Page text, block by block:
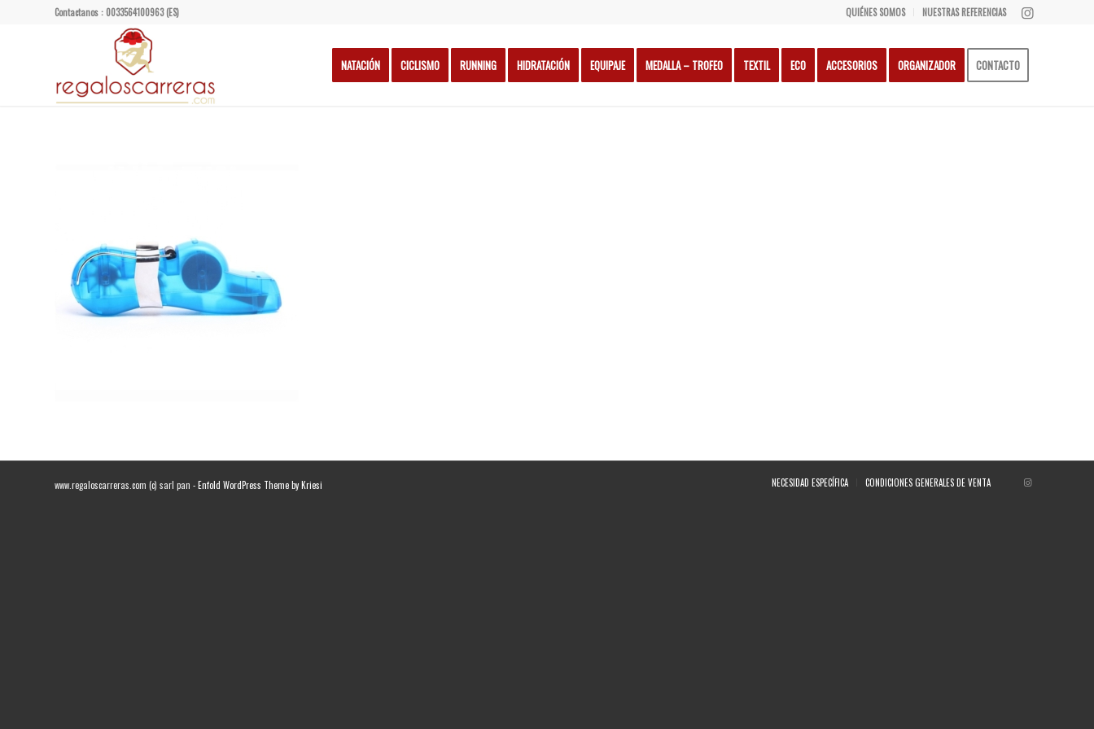
QUIÉNES SOMOS NUESTRAS REFERENCIAS
Contactanos : 0033564100963 (ES)
NATACIÓN CICLISMO RUNNING HIDRATACIÓN EQUIPAJE MEDALLA – TROFEO TEXTIL ECO ACCESORIOS ORGANIZADOR CONTACTO
www.regaloscarreras.com (c) sarl pan -Enfold WordPress Theme by Kriesi NECESIDAD ESPECÍFICA CONDICIONES GENERALES DE VENTA